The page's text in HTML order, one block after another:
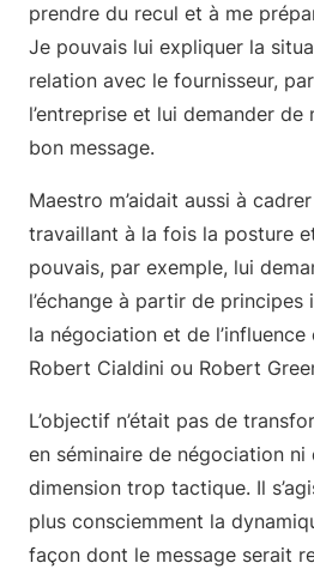
prendre du recul et à me
Je pouvais lui expliquer la
relation avec le fournisseur,
l’entreprise et lui demander de
bon message.
Maestro m’aidait aussi à
travaillant à la fois la posture
pouvais, par exemple, lui
l’échange à partir de principes
la négociation et de l’influence
Robert Cialdini ou Robert
L’objectif n’était pas de
en séminaire de négociation ni
dimension trop tactique. Il
plus consciemment la
façon dont le message serait